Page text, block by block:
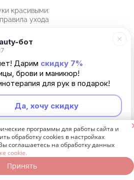
красивыми:
ухода
Key»
также:
бот
Дарим скидку 7%
брови и маникюр!
для рук в подарок!
Да, хочу скидку
Неинтересно
программы для работы сайта и
обработку cookies в настройках
соглашаетесь на обработку данных
cookie.
Принять